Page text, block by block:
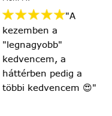
"A
kezemben a
"legnagyobb"
kedvencem, a
háttérben pedig a
többi kedvencem 😍"